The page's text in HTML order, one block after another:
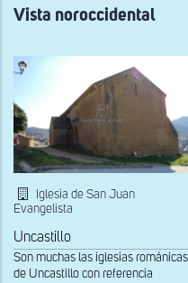
Vista noroccidental
Iglesia de San Juan
Evangelista
Uncastillo
Son muchas las iglesias románicas
de Uncastillo con referencia